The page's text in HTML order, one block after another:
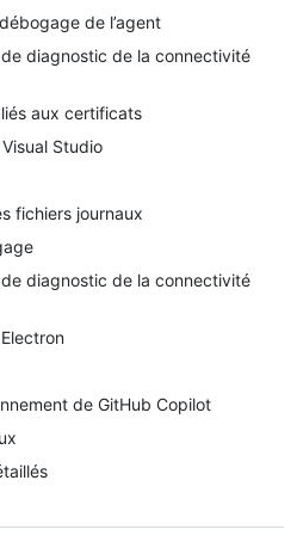
de l’agent
diagnostic de la connectivité
aux certificats
Studio
fichiers journaux
diagnostic de la connectivité
de GitHub Copilot